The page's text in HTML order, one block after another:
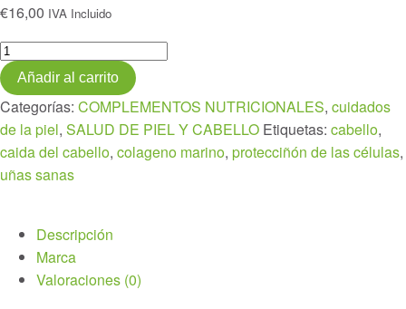
€16,00 IVA Incluido
Cabello
Uñas
45
comprimidos
cantidad
Añadir al carrito
Categorías: COMPLEMENTOS NUTRICIONALES, cuidados
de la piel, SALUD DE PIEL Y CABELLO Etiquetas: cabello,
caida del cabello, colageno marino, protecciñón de las células,
uñas sanas
Descripción
Marca
Valoraciones (0)